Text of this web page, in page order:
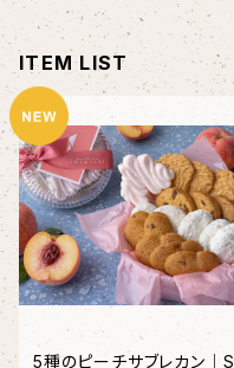
ITEM LIST
5種のピーチサブレカン｜S